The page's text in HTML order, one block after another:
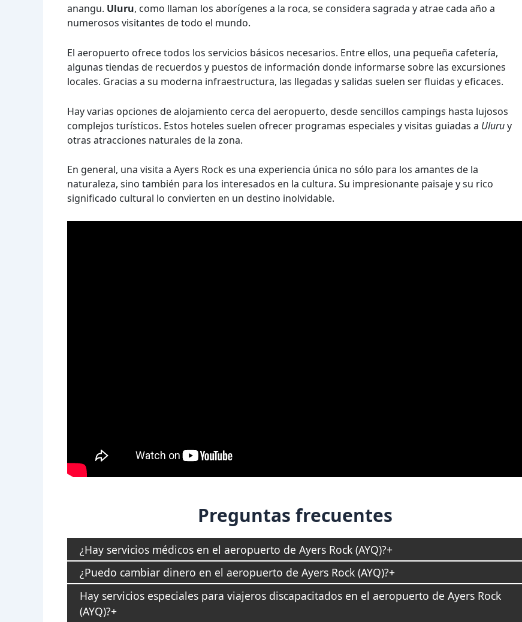
anangu. Uluru, como llaman los aborígenes a la roca, se considera sagrada y atrae cada año a
numerosos visitantes de todo el mundo.
El aeropuerto ofrece todos los servicios básicos necesarios. Entre ellos, una pequeña cafetería,
algunas tiendas de recuerdos y puestos de información donde informarse sobre las excursiones
locales. Gracias a su moderna infraestructura, las llegadas y salidas suelen ser fluidas y eficaces.
Hay varias opciones de alojamiento cerca del aeropuerto, desde sencillos campings hasta lujosos
complejos turísticos. Estos hoteles suelen ofrecer programas especiales y visitas guiadas a Uluruy
otras atracciones naturales de la zona.
En general, una visita a Ayers Rock es una experiencia única no sólo para los amantes de la
naturaleza, sino también para los interesados en la cultura. Su impresionante paisaje y su rico
significado cultural lo convierten en un destino inolvidable.
Preguntas frecuentes
¿Hay servicios médicos en el aeropuerto de Ayers Rock (AYQ)?
¿Puedo cambiar dinero en el aeropuerto de Ayers Rock (AYQ)?
Hay servicios especiales para viajeros discapacitados en el aeropuerto de Ayers Rock
(AYQ)?